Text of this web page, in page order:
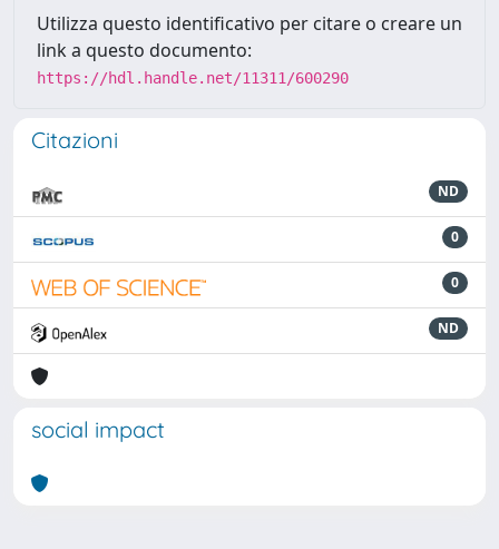
Utilizza questo identificativo per citare o creare un
link a questo documento:
https://hdl.handle.net/11311/600290
Citazioni
ND
0
0
ND
social impact